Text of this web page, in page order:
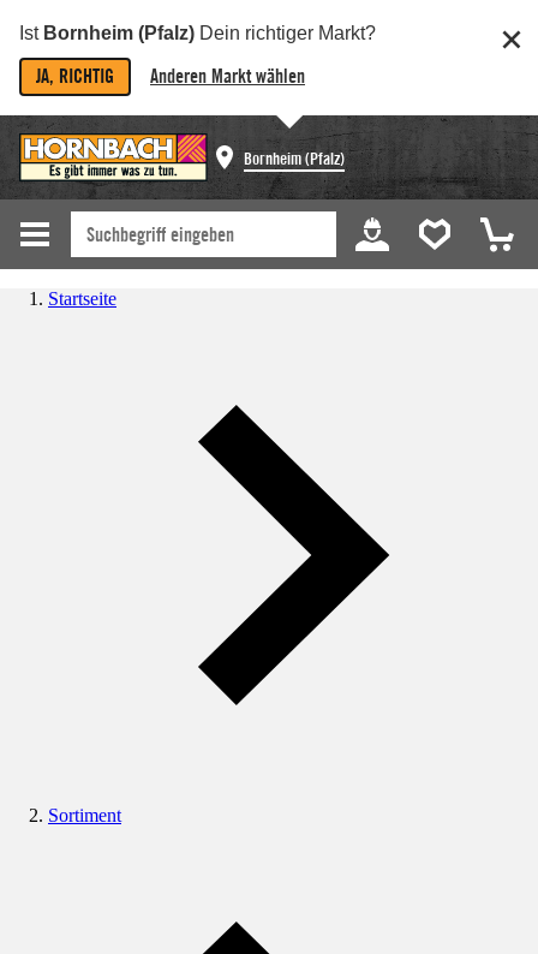
Ist Bornheim (Pfalz) Dein richtiger Markt?
JA, RICHTIG Anderen Markt wählen
Bornheim (Pfalz)
Startseite
Sortiment